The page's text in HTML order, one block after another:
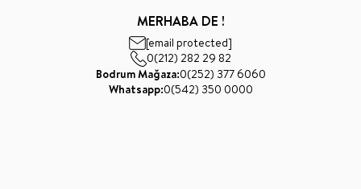
MERHABA DE !
[email protected]
0(212) 282 29 82
Bodrum Mağaza:0(252) 377 6060
Whatsapp:0(542) 350 0000